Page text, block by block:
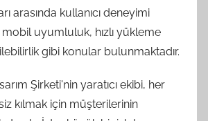
arasında kullanıcı deneyimi
mobil uyumluluk, hızlı yükleme
gibi konular bulunmaktadır.
Şirketi'nin yaratıcı ekibi, her
kılmak için müşterilerinin